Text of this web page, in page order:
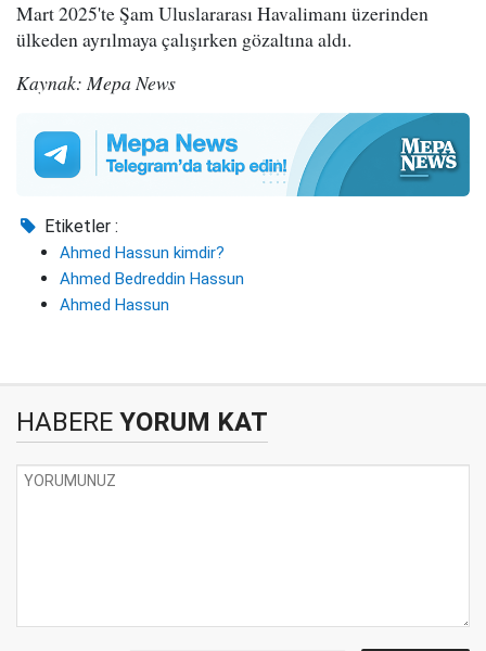
Mart 2025'te Şam Uluslararası Havalimanı üzerinden
ülkeden ayrılmaya çalışırken gözaltına aldı.
Kaynak: Mepa News
Etiketler :
Ahmed Hassun kimdir?
Ahmed Bedreddin Hassun
Ahmed Hassun
HABERE YORUM KAT